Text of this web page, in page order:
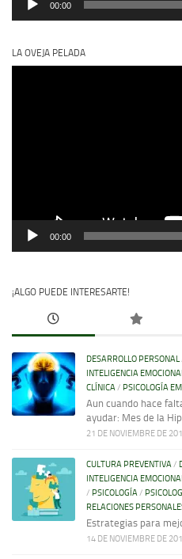
00:00
LA OVEJA PELADA
00:00
¡ALGO PUEDE INTERESARTE!
DESARROLLO PERSONAL
INTELIGENCIA
CLÍNICA/ PSICOLOGÍA
Aun cuando hace
ayudar: Mes de la
21 DE NOVIEMBRE DE
CULTURA PREVENTIVA/
INTELIGENCIA
/ PSICOLOGÍA/
RELACIONES
Estrategias para
14 DE NOVIEMBRE DE